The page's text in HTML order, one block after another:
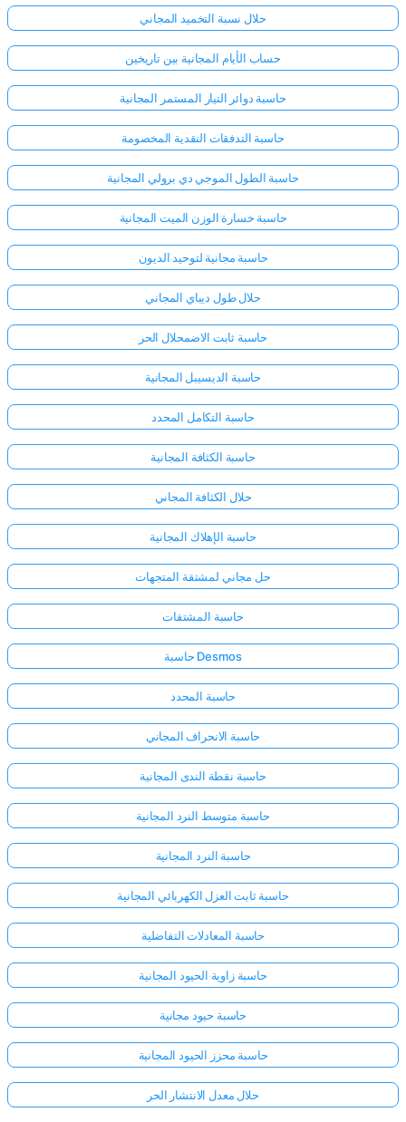
حلال نسبة التخميد المجاني
حساب الأيام المجانية بين تاريخين
حاسبة دوائر التيار المستمر المجانية
حاسبة التدفقات النقدية المخصومة
حاسبة الطول الموجي دي برولي المجانية
حاسبة خسارة الوزن الميت المجانية
حاسبة مجانية لتوحيد الديون
حلال طول ديباي المجاني
حاسبة ثابت الاضمحلال الحر
حاسبة الديسيبل المجانية
حاسبة التكامل المحدد
حاسبة الكثافة المجانية
حلال الكثافة المجاني
حاسبة الإهلاك المجانية
حل مجاني لمشتقة المتجهات
حاسبة المشتقات
حاسبة Desmos
حاسبة المحدد
حاسبة الانحراف المجاني
حاسبة نقطة الندى المجانية
حاسبة متوسط النرد المجانية
حاسبة النرد المجانية
حاسبة ثابت العزل الكهربائي المجانية
حاسبة المعادلات التفاضلية
حاسبة زاوية الحيود المجانية
حاسبة حيود مجانية
حاسبة محزز الحيود المجانية
حلال معدل الانتشار الحر